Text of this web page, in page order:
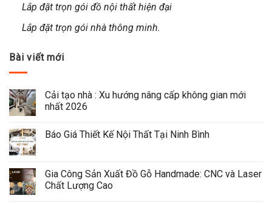
Lắp đặt trọn gói đồ nội thất hiện đại
Lắp đặt trọn gói nhà thông minh.
Bài viết mới
Cải tạo nhà : Xu hướng nâng cấp không gian mới
nhất 2026
Báo Giá Thiết Kế Nội Thất Tại Ninh Bình
Gia Công Sản Xuất Đồ Gỗ Handmade: CNC và Laser
Chất Lượng Cao